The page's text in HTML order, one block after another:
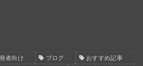
者向け ブログ
おすすめ記事